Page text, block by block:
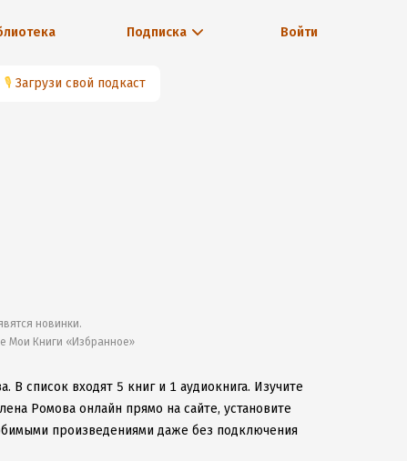
Подписка Войти
🎙 Загрузи свой подкаст
новинки.
Мои Книги «Избранное»
В список входят 5 книг и 1 аудиокнига. Изучите
Ромова онлайн прямо на сайте, установите
произведениями даже без подключения